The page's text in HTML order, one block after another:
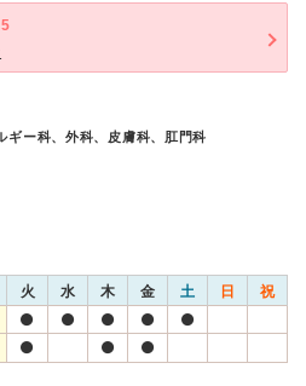
ギー科、外科、皮膚科、肛門科
火 水 木 金 土 日 祝